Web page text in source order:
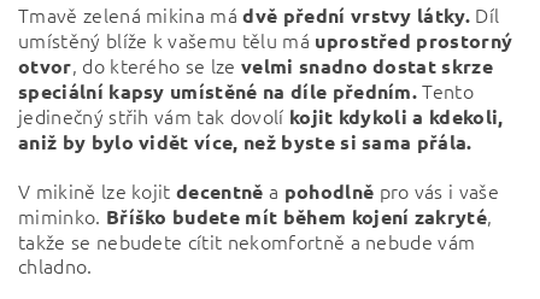
Tmavě zelená mikina má dvě přední vrstvy látky. Díl
umístěný blíže k vašemu tělu má uprostřed prostorný
otvor, do kterého se lzevelmi snadno dostat skrze
speciální kapsy umístěné na díle předním.Tento
jedinečný střih vám tak dovolí kojit kdykoli a kdekoli,
aniž by bylo vidět více, než byste si sama přála.
V mikině lze kojitdecentně a pohodlně pro vás i vaše
miminko. Bříško budete mít během kojení zakryté,
takže se nebudete cítit nekomfortně a nebude vám
chladno.